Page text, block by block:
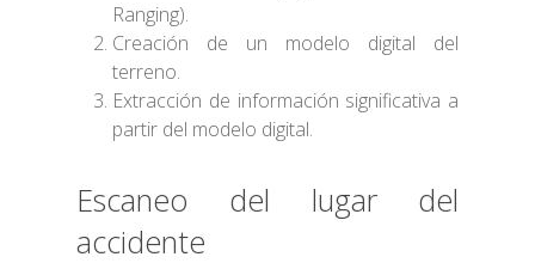
Ranging).
Creación de un modelo digital del
terreno.
Extracción de información significativa a
partir del modelo digital.
Escaneo del lugar del
accidente